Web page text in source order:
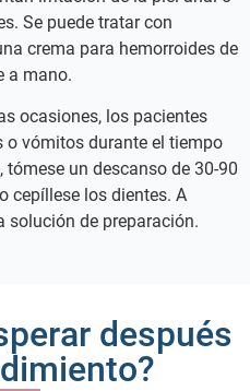
Se puede tratar con
crema para hemorroides de
a mano.
ocasiones, los pacientes
o vómitos durante el tiempo
un descanso de 30-90
cepíllese los dientes. A
de preparación.
después